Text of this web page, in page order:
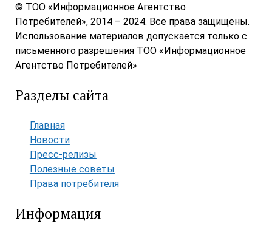
© ТОО «Информационное Агентство
Потребителей», 2014 – 2024. Все права защищены.
Использование материалов допускается только с
письменного разрешения ТОО «Информационное
Агентство Потребителей»
Разделы сайта
Главная
Новости
Пресс-релизы
Полезные советы
Права потребителя
Информация